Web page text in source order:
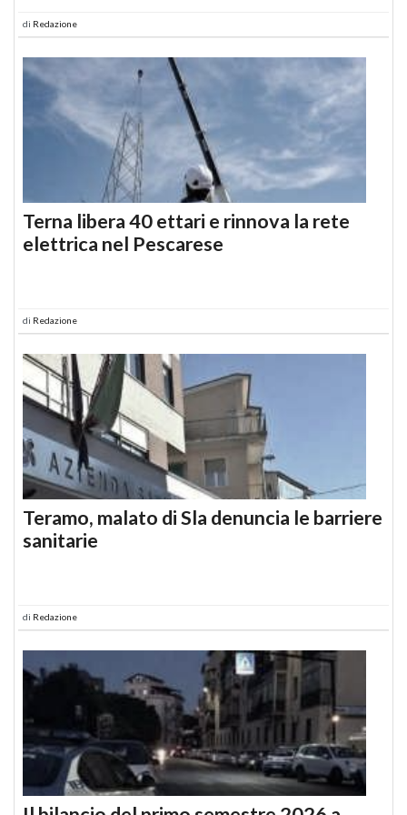
di Redazione
Terna libera 40 ettari e rinnova la rete
elettrica nel Pescarese
di Redazione
Teramo, malato di Sla denuncia le barriere
sanitarie
di Redazione